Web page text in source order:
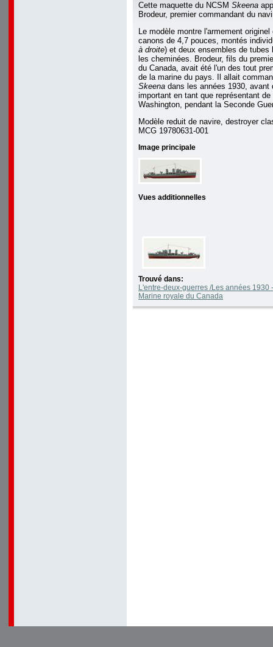
Cette maquette du NCSM Skeena
Brodeur, premier commandant du
Le modèle montre l'armement
canons de 4,7 pouces, montés
à droite) et deux ensembles de tubes
les cheminées. Brodeur, fils du
du Canada, avait été l'un des tout
de la marine du pays. Il allait
Skeena dans les années 1930, avant
important en tant que représentant de
Washington, pendant la Seconde
Modèle reduit de navire, destroyer
MCG 19780631-001
Image principale
Vues additionnelles
Trouvé dans:
L'entre-deux-guerres /Les années 1930
Marine royale du Canada